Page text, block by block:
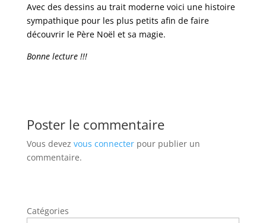
Avec des dessins au trait moderne voici une histoire
sympathique pour les plus petits afin de faire
découvrir le Père Noël et sa magie.
Bonne lecture !!!
Poster le commentaire
Vous devez vous connecterpour publier un
commentaire.
Catégories